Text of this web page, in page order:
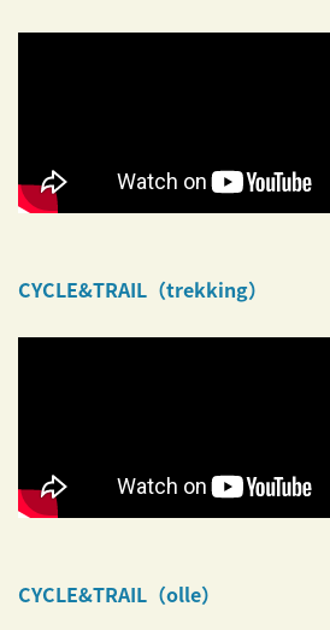
CYCLE&TRAIL（trekking）
CYCLE&TRAIL（olle）